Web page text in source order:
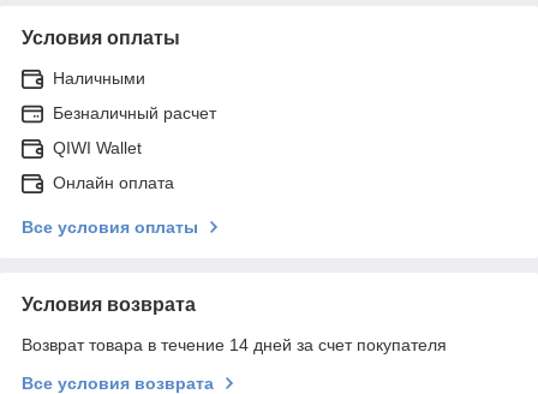
Условия оплаты
Наличными
Безналичный расчет
QIWI Wallet
Онлайн оплата
Все условия оплаты
Условия возврата
Возврат товара в течение 14 дней за счет покупателя
Все условия возврата